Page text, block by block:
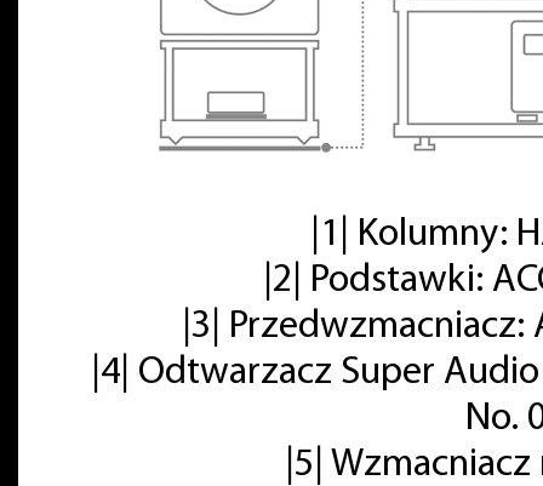
|1| Kolumny:
|2| Podstawki:
|3| Przedwzmacniacz:
|4| Odtwarzacz Super
No.
|5|